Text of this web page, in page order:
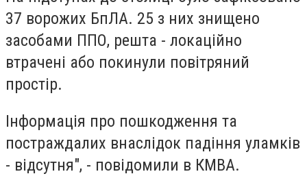
37 ворожих БпЛА. 25 з них знищено
засобами ППО, решта - локаційно
втрачені або покинули повітряний
простір.
Інформація про пошкодження та
постраждалих внаслідок падіння уламків
- відсутня", - повідомили в КМВА.